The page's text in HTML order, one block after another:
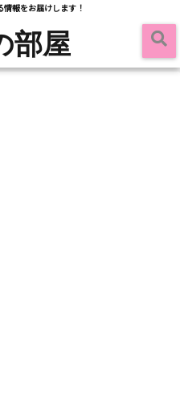
報をお届けします！
部屋